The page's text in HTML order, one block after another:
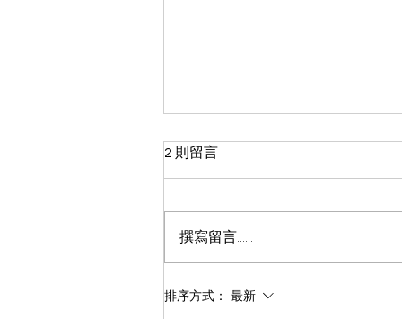
2 則留言
撰寫留言......
排序方式： 最新